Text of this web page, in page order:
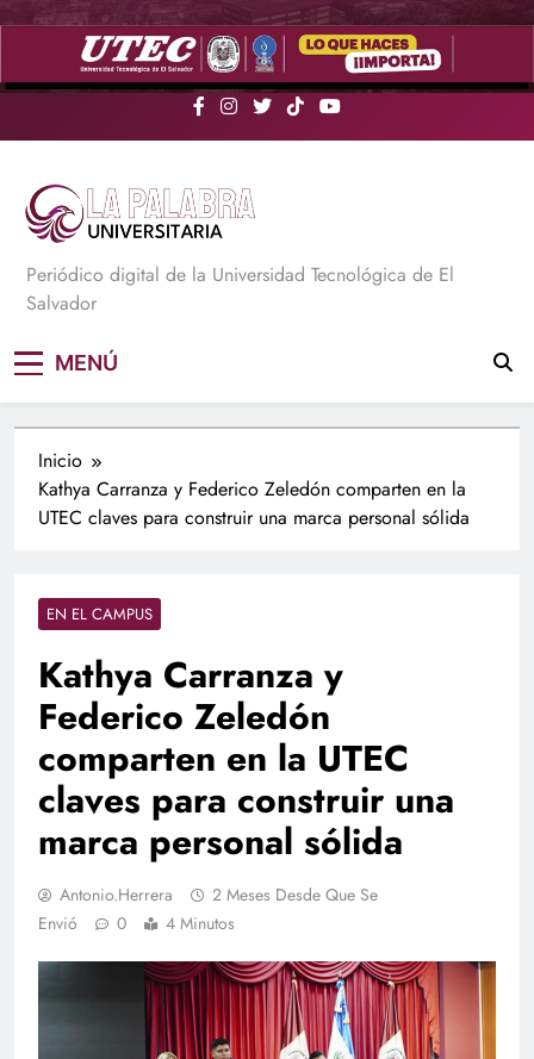
Saltar
La Palabra Universitaria
Periódico digital de la Universidad Tecnológica de El
Salvador
MENÚ
Inicio
Kathya Carranza y Federico Zeledón comparten en la
UTEC claves para construir una marca personal sólida
EN EL CAMPUS
Kathya Carranza y
Federico Zeledón
comparten en la UTEC
claves para construir una
marca personal sólida
Antonio.herrera
2 Meses Desde Que Se
Envió
0 4 Minutos